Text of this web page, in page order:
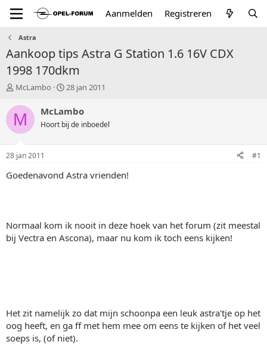
Aanmelden Registreren
Astra
Aankoop tips Astra G Station 1.6 16V CDX
1998 170dkm
T
p
i
t
a
r
McLambo
S
a
r
t
u
28 jan 2011
M McLambo
Hoort bij de inboedel
28 jan 2011 #1
Goedenavond Astra vrienden!
Normaal kom ik nooit in deze hoek van het forum (zit meestal
bij Vectra en Ascona), maar nu kom ik toch eens kijken!
Het zit namelijk zo dat mijn schoonpa een leuk astra'tje op het
oog heeft, en ga ff met hem mee om eens te kijken of het veel
soeps is, (of niet).